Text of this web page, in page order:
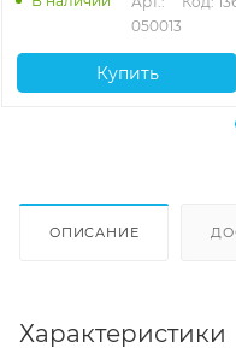
050013
Купить
ОПИСАНИЕ
Характеристики